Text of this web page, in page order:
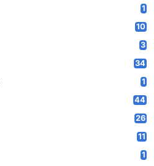
1
10
3
34
1
44
26
11
1